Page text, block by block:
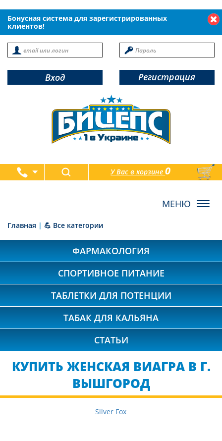
Бонусная система для зарегистрированных
клиентов!
Вход Регистрация
У Вас в корзине0
товаров
Главная | 💪 Все категории
ФАРМАКОЛОГИЯ
СПОРТИВНОЕ ПИТАНИЕ
ТАБЛЕТКИ ДЛЯ ПОТЕНЦИИ
ТАБАК ДЛЯ КАЛЬЯНА
СТАТЬИ
КУПИТЬ ЖЕНСКАЯ ВИАГРА В Г.
ВЫШГОРОД
Silver Fox